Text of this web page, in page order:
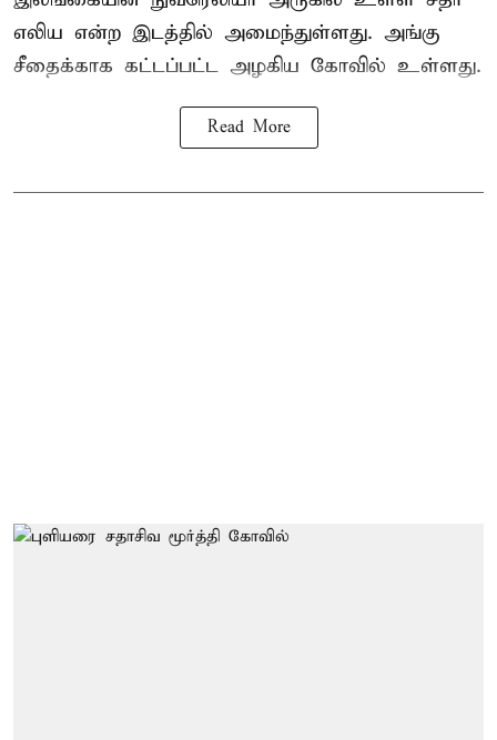
எலிய என்ற இடத்தில் அமைந்துள்ளது. அங்கு
சீதைக்காக கட்டப்பட்ட அழகிய கோவில் உள்ளது.
Read More